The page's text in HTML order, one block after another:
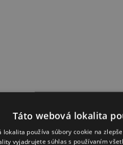
Táto webová lokalita
lokalita používa súbory cookie na
vyjadrujete súhlas s používaním